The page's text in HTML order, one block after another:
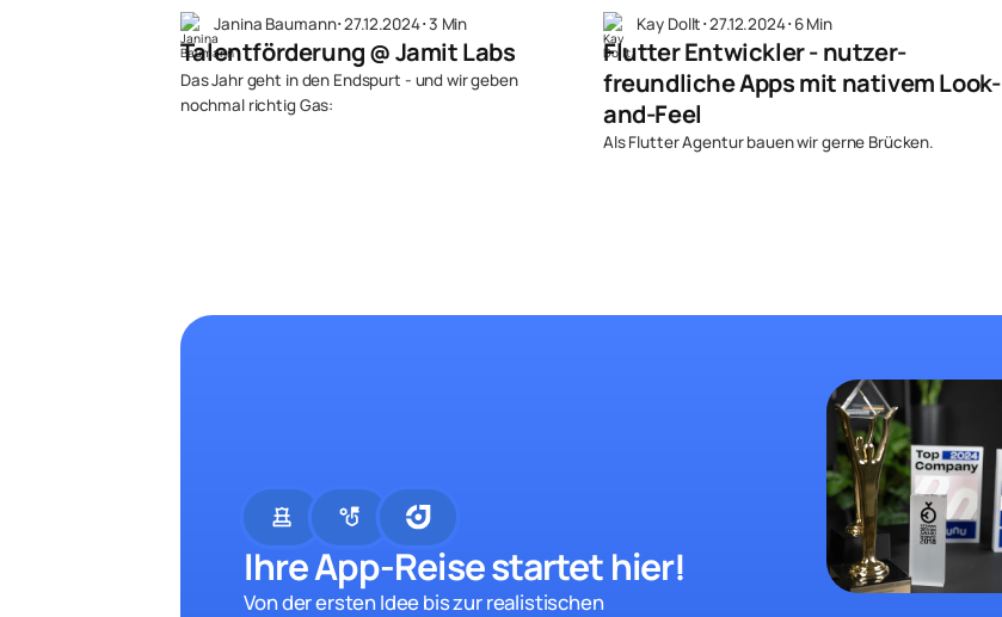
Janina Baumann･27.12.2024･3 Min
Talentförderung @ Jamit Labs
Das Jahr geht in den Endspurt - und wir geben
nochmal richtig Gas:
Kay Dollt･27.12.2024･6 Min
Flutter Entwickler - nutzer­
freundliche Apps mit nativem Look-
and-Feel
Als Flutter Agentur bauen wir gerne Brücken.
chess strategy
Ihre App-Reise startet hier!
Von der ersten Idee bis zur realistischen